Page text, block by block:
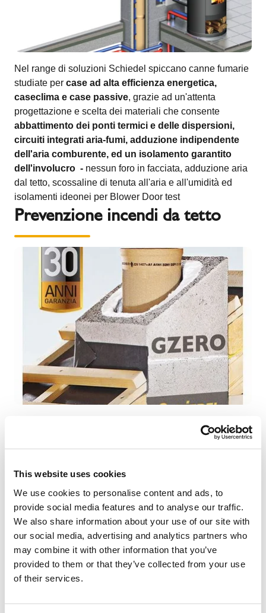
This website uses cookies
We use cookies to personalise content and ads, to
provide social media features and to analyse our traffic.
We also share information about your use of our site with
our social media, advertising and analytics partners who
may combine it with other information that you’ve
provided to them or that they’ve collected from your use
of their services.
Nel range di soluzioni Schiedel spiccano canne fumarie
studiate per case ad alta efficienza energetica,
caseclima e case passive, grazie ad un'attenta
progettazione e scelta dei materiali che consente
abbattimento dei ponti termici e delle dispersioni,
circuiti integrati aria-fumi, adduzione indipendente
dell'aria comburente, ed un isolamento garantito
dell'involucro - nessun foro in facciata, adduzione aria
dal tetto, scossaline di tenuta all'aria e all'umidità ed
isolamenti ideonei per Blower Door test
Prevenzione incendi da tetto
soluzioni avanzate e certificate per case e
tetti in legno: elementi passaggio tetto adassoluta
biomasse ed alte temperature, canne fumarie testate in
condizioni estreme di temperatura che garantiscono
totale sicurezza anche in presenza di elementi
costruttivi infiammabili
Prodotti correlati